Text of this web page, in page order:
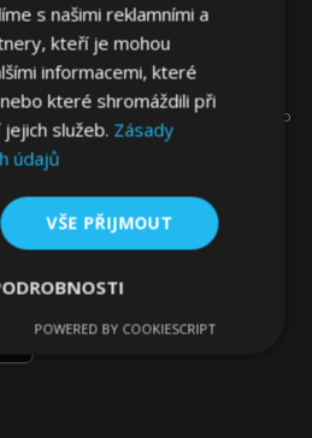
prodejcem a velkoobchodním
a autodoplňků v Evropě, jako
(poklice), okenní deflektory,
kryty a rámy, ...
nebo se chcete stát naším
s našimi reklamními a
kteří je mohou
informacemi, které
které shromáždili při
služeb. Zásady
údajů
VŠE PŘIJMOUT
Výkonové
soubory
Soubory
POWERED BY COOKIESCRIPT